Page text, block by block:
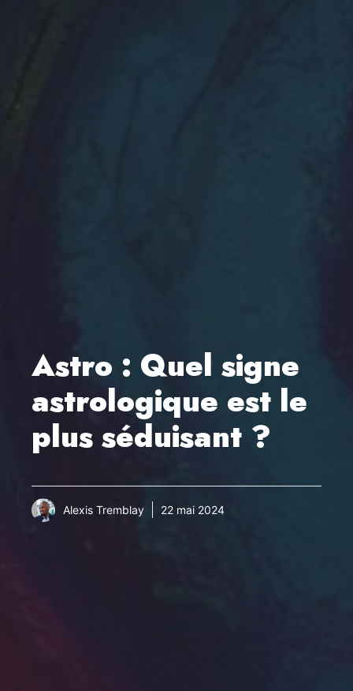
Astro : Quel signe
astrologique est le
plus séduisant ?
Alexis Tremblay 22 mai 2024